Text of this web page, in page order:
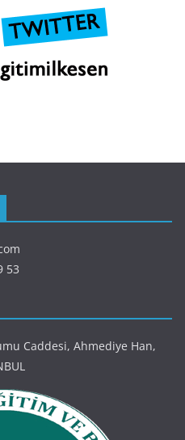
53
Caddesi, Ahmediye Han,